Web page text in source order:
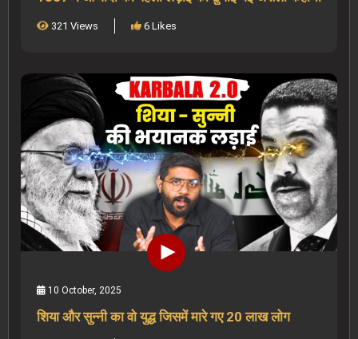
321 Views 6 Likes
10 October, 2025
शिया और सुन्नी का वो युद्ध जिसमें मारे गए 20 लाख लोग